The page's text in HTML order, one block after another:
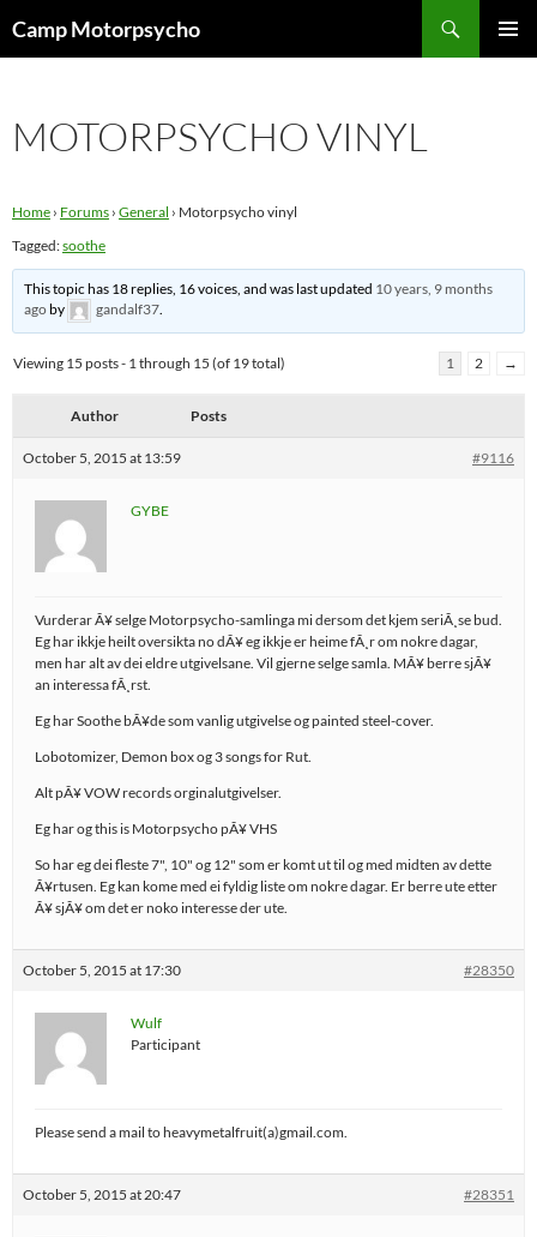
toCamp Motorpsycho
MOTORPSYCHO VINYL
Home › Forums › General › Motorpsycho vinyl
Tagged:soothe
This topic has 18 replies, 16 voices, and was last updated 10 years, 9 months
agoby gandalf37.
Viewing 15 posts - 1 through 15 (of 19 total) 1 2 →
Author Posts
October 5, 2015 at 13:59 #9116
GYBE
Vurderar Ã¥ selge Motorpsycho-samlinga mi dersom det kjem seriÃ¸se bud.
Eg har ikkje heilt oversikta no dÃ¥ eg ikkje er heime fÃ¸r om nokre dagar,
men har alt av dei eldre utgivelsane. Vil gjerne selge samla. MÃ¥ berre sjÃ¥
an interessa fÃ¸rst.
Eg har Soothe bÃ¥de som vanlig utgivelse og painted steel-cover.
Lobotomizer, Demon box og 3 songs for Rut.
Alt pÃ¥ VOW records orginalutgivelser.
Eg har og this is Motorpsycho pÃ¥ VHS
So har eg dei fleste 7", 10" og 12" som er komt ut til og med midten av dette
Ã¥rtusen. Eg kan kome med ei fyldig liste om nokre dagar. Er berre ute etter
Ã¥ sjÃ¥ om det er noko interesse der ute.
October 5, 2015 at 17:30 #28350
Wulf
Participant
Please send a mail to heavymetalfruit(a)gmail.com.
October 5, 2015 at 20:47 #28351